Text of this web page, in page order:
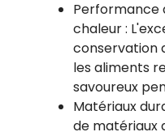
Performance
chaleur :
conservation
les aliments
savoureux
Matériaux
de matériaux